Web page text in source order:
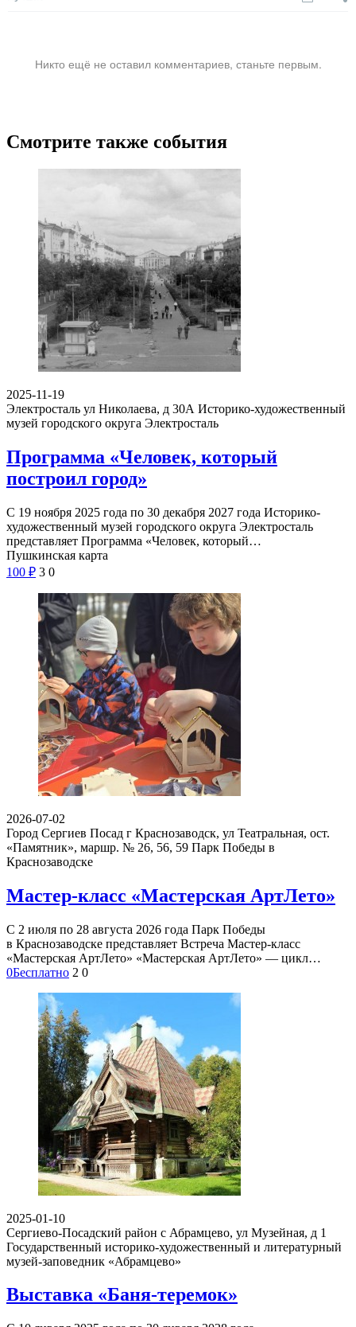
Никто ещё не оставил комментариев, станьте первым.
Смотрите также события
2025-11-19
Электросталь ул Николаева, д 30А Историко-художественный
музей городского округа Электросталь
Программа «Человек, который
построил город»
С 19 ноября 2025 года по 30 декабря 2027 года Историко-
художественный музей городского округа Электросталь
представляет Программа «Человек, который…
Пушкинская карта
100 ₽ 3 0
2026-07-02
Город Сергиев Посад г Краснозаводск, ул Театральная, ост.
«Памятник», маршр. № 26, 56, 59 Парк Победы в
Краснозаводске
Мастер-класс «Мастерская АртЛето»
С 2 июля по 28 августа 2026 года Парк Победы
в Краснозаводске представляет Встреча Мастер-класс
«Мастерская АртЛето» «Мастерская АртЛето» — цикл…
0Бесплатно 2 0
2025-01-10
Сергиево-Посадский район с Абрамцево, ул Музейная, д 1
Государственный историко-художественный и литературный
музей-заповедник «Абрамцево»
Выставка «Баня-теремок»